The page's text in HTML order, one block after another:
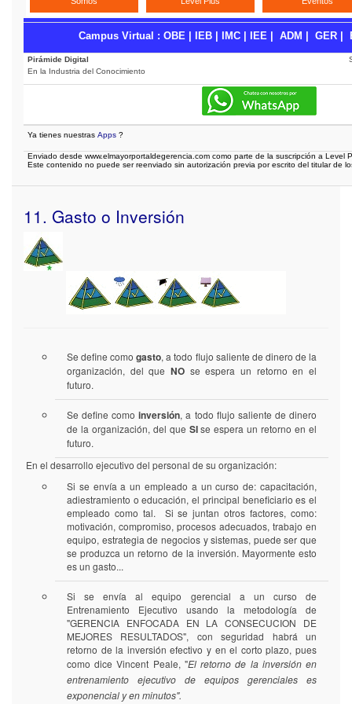
Campus Virtual : OBE | IEB | IMC | IEE | ADM | GER |
Pirámide Digital
En la Industria del Conocimiento
Ya tienes nuestras Apps ?
Enviado desde www.elmayorportaldegerencia.com como parte de la suscripción a Level
Este contenido no puede ser reenviado sin autorización previa por escrito del titular de
11. Gasto o Inversión
Se define comogasto, a todo flujo saliente de dinero de la
organización, del que NO se espera un retorno en el
futuro.
Se define como inversión, a todo flujo saliente de dinero
de la organización, del que SIse espera un retorno en el
futuro.
En el desarrollo ejecutivo del personal de su organización:
Si se envía a un empleado a un curso de: capacitación,
adiestramiento o educación, el principal beneficiario es el
empleado como tal. Si se juntan otros factores, como:
motivación, compromiso, procesos adecuados, trabajo en
equipo, estrategia de negocios y sistemas, puede ser que
se produzca un retorno de la inversión. Mayormente esto
es un gasto...
Si se envía al equipo gerencial a un curso de
Entrenamiento Ejecutivo usando la metodología de
"GERENCIA ENFOCADA EN LA CONSECUCION DE
MEJORES RESULTADOS", con seguridad habrá un
retorno de la inversión efectivo y en el corto plazo, pues
como dice Vincent Peale, "El retorno de la inversión en
entrenamiento ejecutivo de equipos gerenciales es
exponencial y en minutos".